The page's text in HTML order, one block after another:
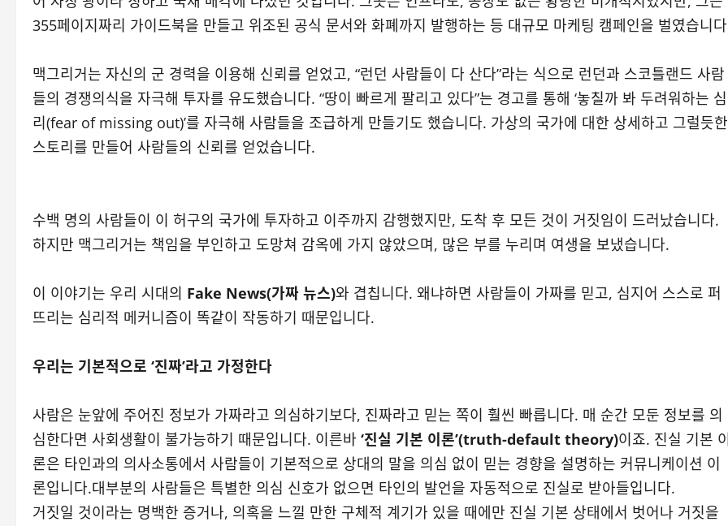
355페이지짜리 가이드북을 만들고 위조된 공식 문서와 화폐까지 발행하는 등 대규모 마케팅 캠페인을 벌였습니
맥그리거는 자신의 군 경력을 이용해 신뢰를 얻었고, “런던 사람들이 다 산다”라는 식으로 런던과 스코틀랜드 사람
들의 경쟁의식을 자극해 투자를 유도했습니다. “땅이 빠르게 팔리고 있다”는 경고를 통해 ‘놓칠까 봐 두려워하는 심
리(fear of missing out)’를 자극해 사람들을 조급하게 만들기도 했습니다. 가상의 국가에 대한 상세하고 그럴듯한
스토리를 만들어 사람들의 신뢰를 얻었습니다.
수백 명의 사람들이 이 허구의 국가에 투자하고 이주까지 감행했지만, 도착 후 모든 것이 거짓임이 드러났습니다.
하지만 맥그리거는 책임을 부인하고 도망쳐 감옥에 가지 않았으며, 많은 부를 누리며 여생을 보냈습니다.
이 이야기는 우리 시대의 Fake News(가짜 뉴스)와 겹칩니다. 왜냐하면 사람들이 가짜를 믿고, 심지어 스스로 퍼
뜨리는 심리적 메커니즘이 똑같이 작동하기 때문입니다.
우리는 기본적으로 ‘진짜’라고 가정한다
사람은 눈앞에 주어진 정보가 가짜라고 의심하기보다, 진짜라고 믿는 쪽이 훨씬 빠릅니다. 매 순간 모둔 정보를 의
심한다면 사회생활이 불가능하기 때문입니다. 이른바 ‘진실 기본 이론’(truth-default theory)이죠. 진실 기본
론은 타인과의 의사소통에서 사람들이 기본적으로 상대의 말을 의심 없이 믿는 경향을 설명하는 커뮤니케이션 이
론입니다.대부분의 사람들은 특별한 의심 신호가 없으면 타인의 발언을 자동적으로 진실로 받아들입니다.
거짓일 것이라는 명백한 증거나, 의혹을 느낄 만한 구체적 계기가 있을 때에만 진실 기본 상태에서 벗어나 거짓을